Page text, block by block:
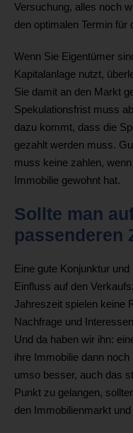
Versuchung, alles noch
den optimalen Termin für
Wenn Sie Eigentümer
Kapitalanlage nutzt,
Sie damit an den Markt
Spekulationsfrist muss
dazu kommt, dass die
gezahlt werden muss.
muss keine zahlen,
Immobilie gewohnt hat.
Sollte man
passenderen
Eine gute Konjunktur
Einfluss auf den
Jahreszeit spielen keine
Nachfrage und
Und da haben wir ihn:
ihre Immobilie dann
umso besser, auch das
Punkt zu gelangen,
den Immobilienmarkt